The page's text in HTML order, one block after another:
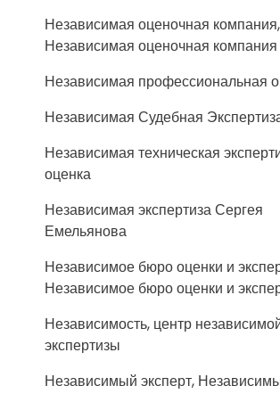
Независимая оценочная компания,
Независимая оценочная компания
Независимая профессиональная
Независимая Судебная
Независимая техническая
оценка
Независимая экспертиза Сергея
Емельянова
Независимое бюро оценки и
Независимое бюро оценки и
Независимость, центр
экспертизы
Независимый эксперт,